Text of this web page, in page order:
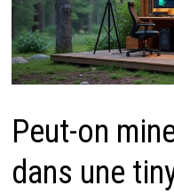
Peut-on
dans une